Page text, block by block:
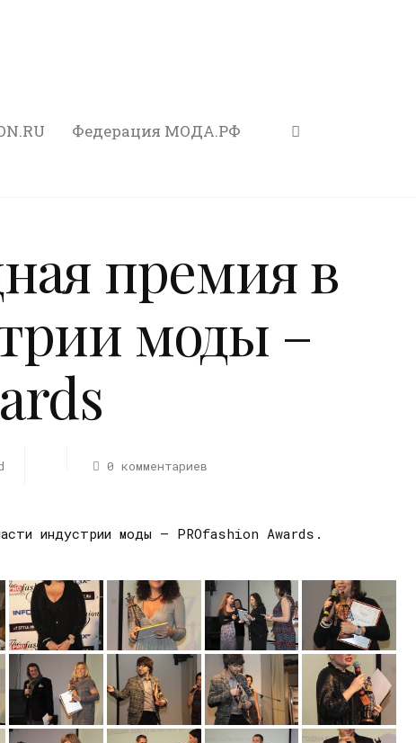
Федерация МОДА.РФ
премия в
моды –
0 комментариев
индустрии моды – PROfashion Awards.